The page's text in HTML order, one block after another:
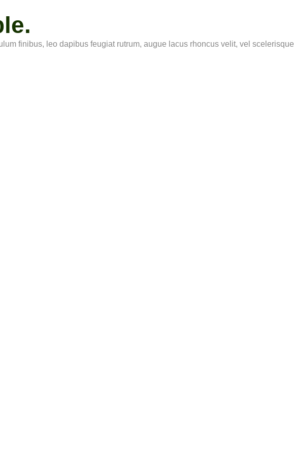
finibus, leo dapibus feugiat rutrum, augue lacus rhoncus velit, vel scelerisque